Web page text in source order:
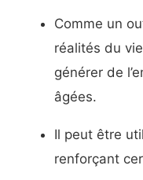
Comme un
réalités du
générer de
âgées.
Il peut être
renforçant